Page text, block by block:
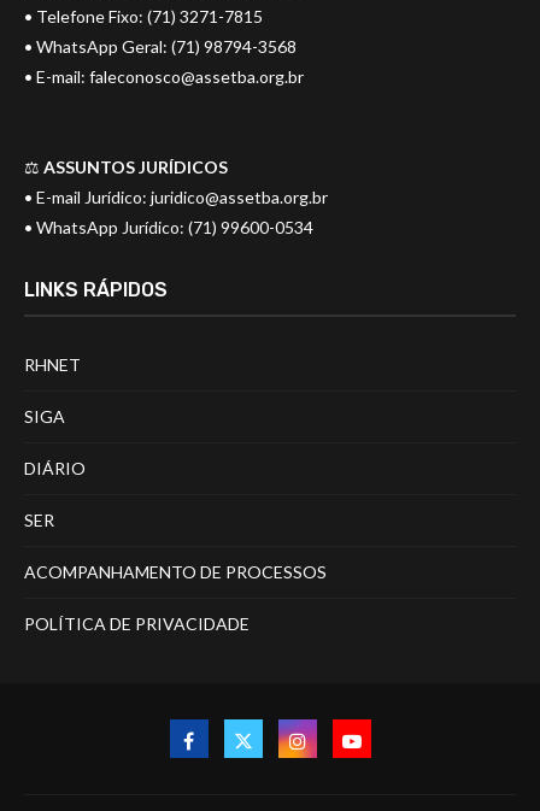
• Telefone Fixo: (71) 3271-7815
• WhatsApp Geral: (71) 98794-3568
• E-mail: faleconosco@assetba.org.br
⚖️ ASSUNTOS JURÍDICOS
• E-mail Jurídico: juridico@assetba.org.br
• WhatsApp Jurídico: (71) 99600-0534
LINKS RÁPIDOS
RHNET
SIGA
DIÁRIO
SER
ACOMPANHAMENTO DE PROCESSOS
POLÍTICA DE PRIVACIDADE